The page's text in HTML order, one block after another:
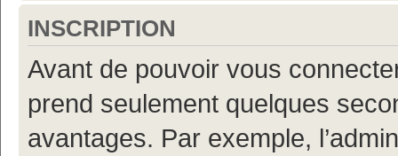
INSCRIPTION
Avant de pouvoir vous
prend seulement quelques
avantages. Par exemple,